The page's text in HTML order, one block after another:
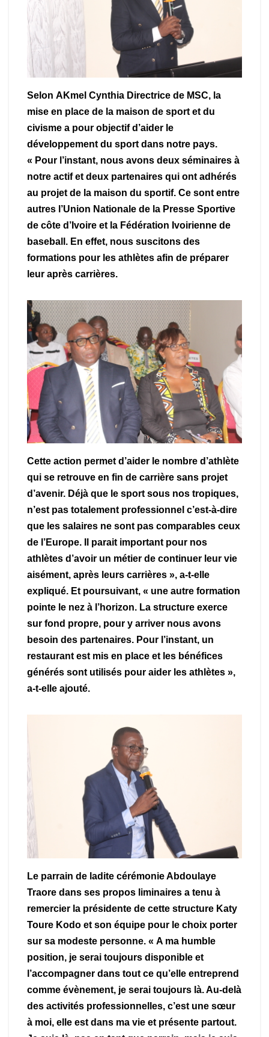
Selon AKmel Cynthia Directrice de MSC, la
mise en place de la maison de sport et du
civisme a pour objectif d’aider le
développement du sport dans notre pays.
« Pour l’instant, nous avons deux séminaires à
notre actif et deux partenaires qui ont adhérés
au projet de la maison du sportif. Ce sont entre
autres l’Union Nationale de la Presse Sportive
de côte d’Ivoire et la Fédération Ivoirienne de
baseball. En effet, nous suscitons des
formations pour les athlètes afin de préparer
leur après carrières.
Cette action permet d’aider le nombre d’athlète
qui se retrouve en fin de carrière sans projet
d’avenir. Déjà que le sport sous nos tropiques,
n’est pas totalement professionnel c’est-à-dire
que les salaires ne sont pas comparables ceux
de l’Europe. Il parait important pour nos
athlètes d’avoir un métier de continuer leur vie
aisément, après leurs carrières », a-t-elle
expliqué. Et poursuivant, « une autre formation
pointe le nez à l’horizon. La structure exerce
sur fond propre, pour y arriver nous avons
besoin des partenaires. Pour l’instant, un
restaurant est mis en place et les bénéfices
générés sont utilisés pour aider les athlètes »,
a-t-elle ajouté.
Le parrain de ladite cérémonie Abdoulaye
Traore dans ses propos liminaires a tenu à
remercier la présidente de cette structure Katy
Toure Kodo et son équipe pour le choix porter
sur sa modeste personne. « A ma humble
position, je serai toujours disponible et
l’accompagner dans tout ce qu’elle entreprend
comme évènement, je serai toujours là. Au-delà
des activités professionnelles, c’est une sœur
à moi, elle est dans ma vie et présente partout.